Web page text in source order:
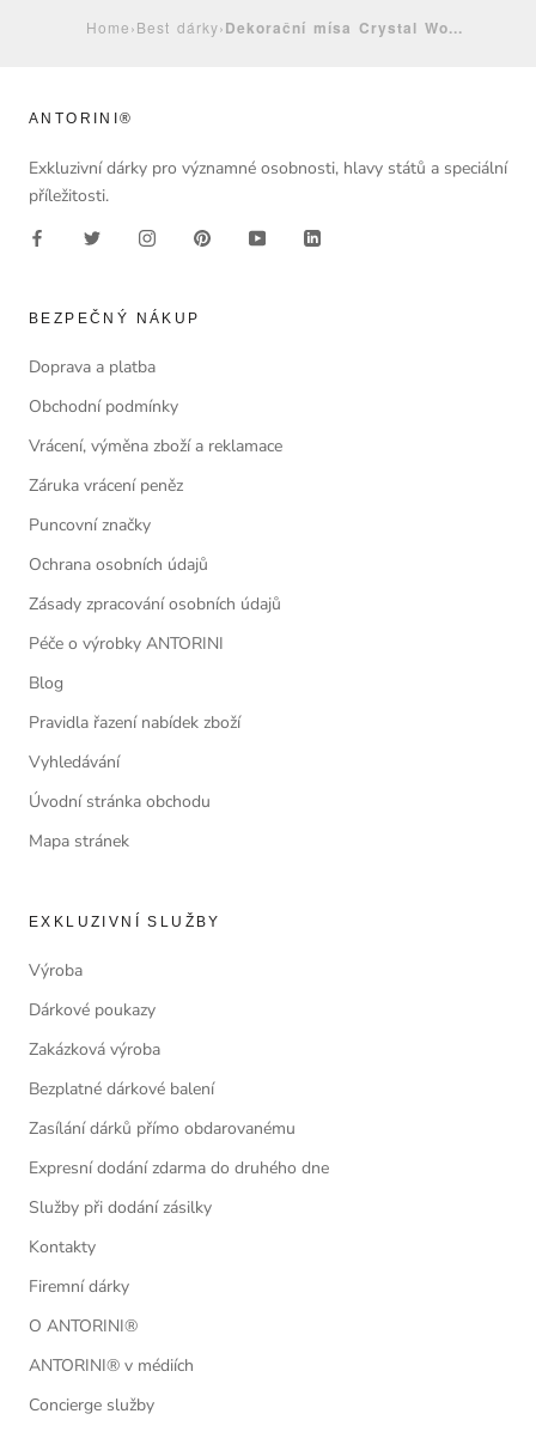
Home›Best dárky›Dekorační mísa Crystal Wo...
ANTORINI®
Exkluzivní dárky pro významné osobnosti, hlavy států a speciální
příležitosti.
BEZPEČNÝ NÁKUP
Doprava a platba
Obchodní podmínky
Vrácení, výměna zboží a reklamace
Záruka vrácení peněz
Puncovní značky
Ochrana osobních údajů
Zásady zpracování osobních údajů
Péče o výrobky ANTORINI
Blog
Pravidla řazení nabídek zboží
Vyhledávání
Úvodní stránka obchodu
Mapa stránek
EXKLUZIVNÍ SLUŽBY
Výroba
Dárkové poukazy
Zakázková výroba
Bezplatné dárkové balení
Zasílání dárků přímo obdarovanému
Expresní dodání zdarma do druhého dne
Služby při dodání zásilky
Kontakty
Firemní dárky
O ANTORINI®
ANTORINI® v médiích
Concierge služby